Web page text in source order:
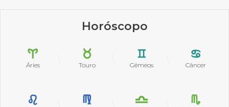
Horóscopo
Áries Touro Gêmeos Câncer